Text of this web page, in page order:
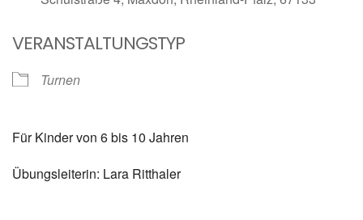
VERANSTALTUNGSTYP
Turnen
Für Kinder von 6 bis 10 Jahren
Übungsleiterin: Lara Ritthaler